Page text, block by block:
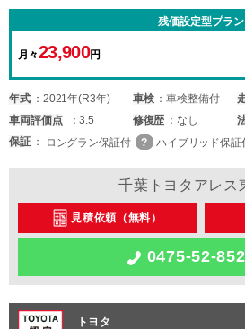
残価設定型プラン
月々23,900円
年式 2021年(R3年) 車検 車検整備付
車両評価点 3.5 修復歴 なし
保証
ロングラン保証付 ハイブリッド保証
千葉トヨタアレス
見積依頼（無料）
0475-52-
トヨタ